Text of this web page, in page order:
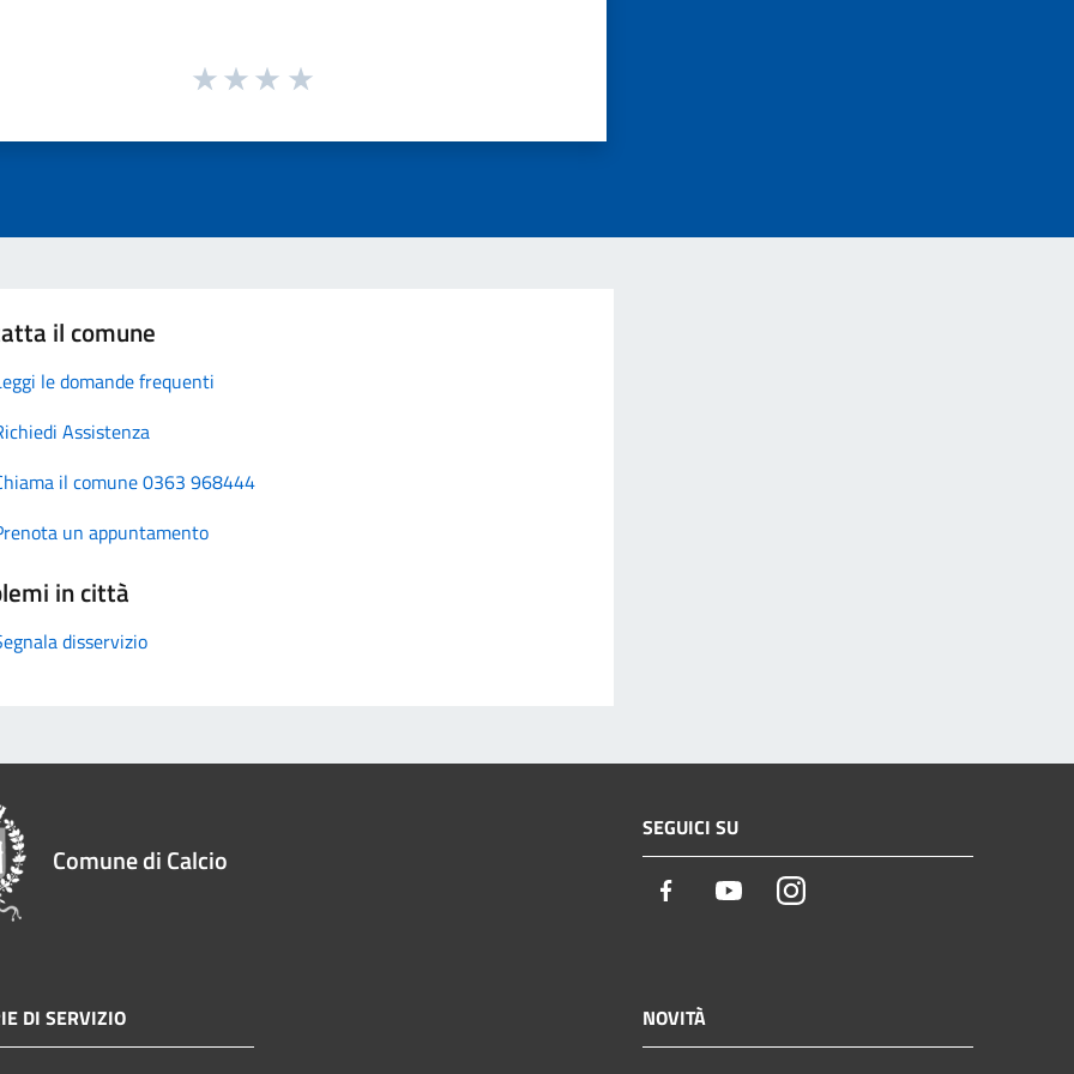
il comune
le domande frequenti
Assistenza
il comune 0363 968444
un appuntamento
in città
disservizio
Comune di Calcio
SEGUICI SU
Facebook YoutubeInstagram
DI SERVIZIO NOVITÀ